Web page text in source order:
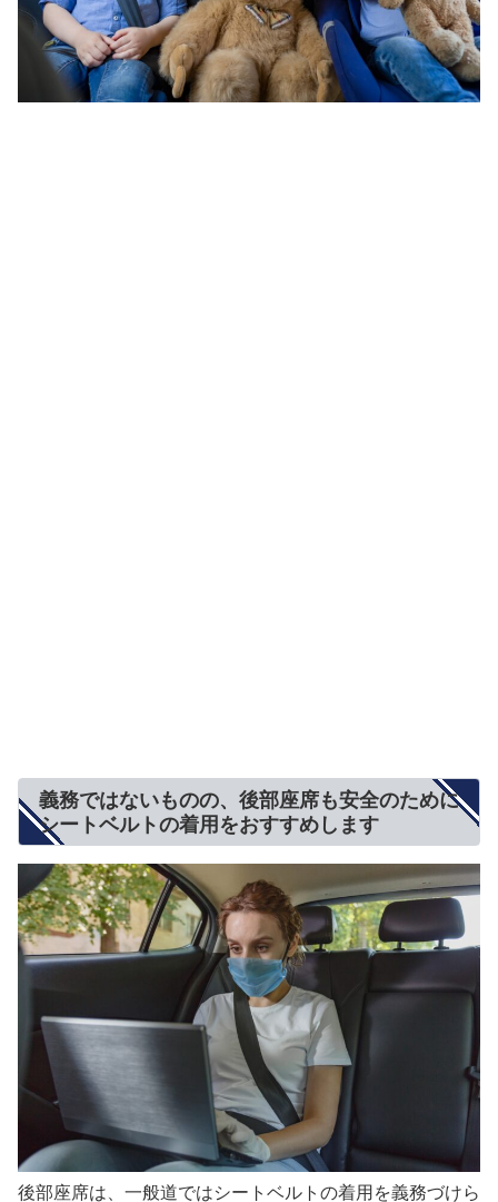
義務ではないものの、後部座席も安全のために
シートベルトの着用をおすすめします
後部座席は、一般道ではシートベルトの着用を義務づけら